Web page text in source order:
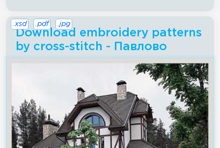
Download embroidery patterns
by cross-stitch - Павлово
.xsd .pdf .jpg